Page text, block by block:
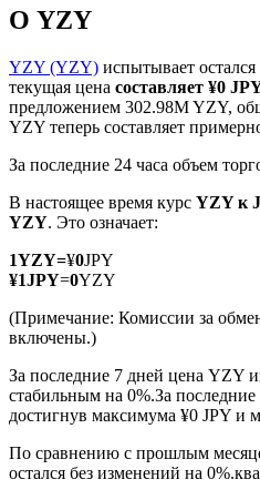
Фьючерсы на COIN-M
TradFi
Деривативы на акции,
сырьевые товары
О YZY
YZY (YZY) испытывает
текущая цена составляет ¥0
предложением 302.98M YZY,
YZY теперь составляет
За последние 24 часа объем
В настоящее время курс YZY к
YZY. Это означает:
1YZY=¥0JPY
¥1JPY=0YZY
(Примечание: Комиссии за
включены.)
За последние 7 дней цена YZY
стабильным на 0%.За последние
достигнув максимума ¥0 JPY и
По сравнению с прошлым
остался без изменений на